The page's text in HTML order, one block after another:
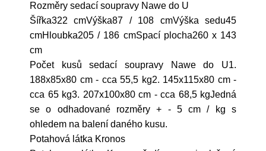
Rozměry sedací soupravy Nawe do U
Šířka322 cmVýška87 / 108 cmVýška sedu45
cmHloubka205 / 186 cmSpací plocha260 x 143
cm
Počet kusů sedací soupravy Nawe do U1.
188x85x80 cm - cca 55,5 kg2. 145x115x80 cm -
cca 65 kg3. 207x100x80 cm - cca 68,5 kgJedná
se o odhadované rozměry + - 5 cm / kg s
ohledem na balení daného kusu.
Potahová látka Kronos